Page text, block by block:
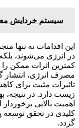
سیستم خردایش
این اقدامات نه تنها
در انرژی می‌شوند،
کمترین اثرات ممکن
مصرف انرژی، انتشار
تاثیرات مثبت برای
زیست دارد. در نتیجه،
اهمیت بالایی
کلیدی در تحقق
گردد.